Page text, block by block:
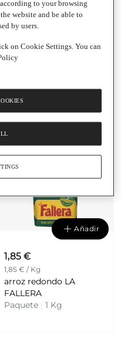
6,50 €
FALLERA
+ paquete gratis
Envases|500 G
Añadir
1,85 €
1,85 € / Kg
arroz redondo LA
FALLERA
Paquete
1 Kg
to your browsing
website and be able to
by users.
on Cookie Settings. You can